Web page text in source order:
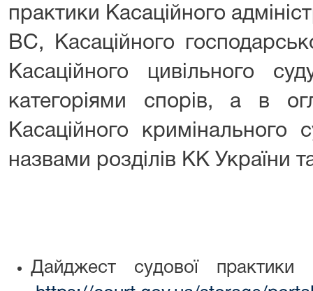
практики Касаційного
ВС, Касаційного
Касаційного цивільного
категоріями спорів, а в
Касаційного
назвами розділів КК України
Дайджест судової